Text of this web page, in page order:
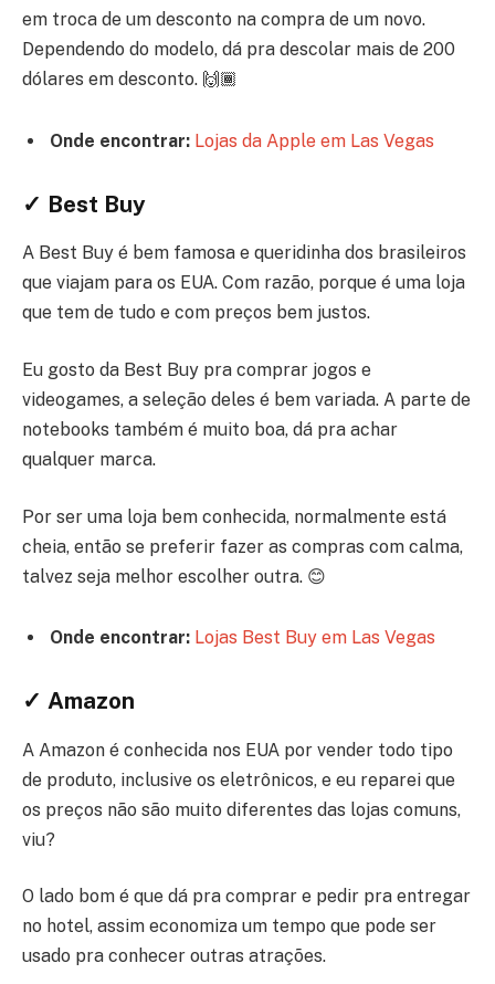
em troca de um desconto na compra de um novo.
Dependendo do modelo, dá pra descolar mais de 200
dólares em desconto. 🙌🏾
Onde encontrar: Lojas da Apple em Las Vegas
✓ Best Buy
A Best Buy é bem famosa e queridinha dos brasileiros
que viajam para os EUA. Com razão, porque é uma loja
que tem de tudo e com preços bem justos.
Eu gosto da Best Buy pra comprar jogos e
videogames, a seleção deles é bem variada. A parte de
notebooks também é muito boa, dá pra achar
qualquer marca.
Por ser uma loja bem conhecida, normalmente está
cheia, então se preferir fazer as compras com calma,
talvez seja melhor escolher outra. 😊
Onde encontrar: Lojas Best Buy em Las Vegas
✓ Amazon
A Amazon é conhecida nos EUA por vender todo tipo
de produto, inclusive os eletrônicos, e eu reparei que
os preços não são muito diferentes das lojas comuns,
viu?
O lado bom é que dá pra comprar e pedir pra entregar
no hotel, assim economiza um tempo que pode ser
usado pra conhecer outras atrações.